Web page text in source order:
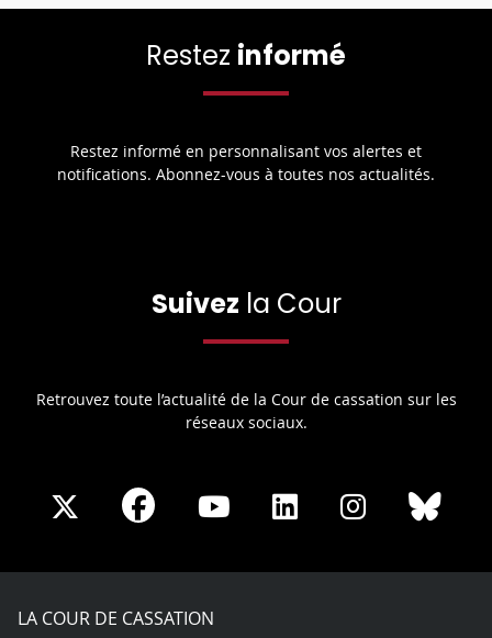
Restez informé
Restez informé en personnalisant vos alertes et
notifications. Abonnez-vous à toutes nos actualités.
Suivez la Cour
Retrouvez toute l’actualité de la Cour de cassation sur les
réseaux sociaux.
Share
X
Share
Facebook
Share
Youtube
Share
LinkedIn
Share
Instagram
LA COUR DE CASSATION